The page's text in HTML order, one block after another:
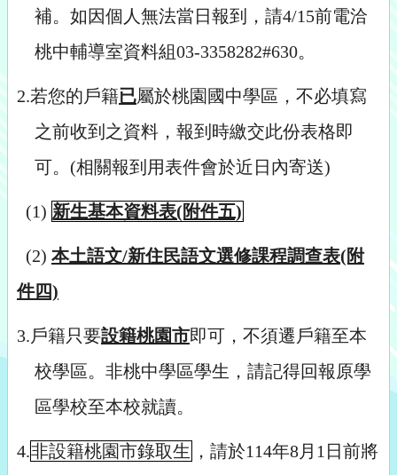
補。如因個人無法當日報到，請4/15前電洽
桃中輔導室資料組03-3358282#630。
2.若您的戶籍已屬於桃園國中學區，不必填寫
之前收到之資料，報到時繳交此份表格即
可。(相關報到用表件會於近日內寄送)
(1) 新生基本資料表(附件五)
(2) 本土語文/新住民語文選修課程調查表(附
件四)
3.戶籍只要設籍桃園市即可，不須遷戶籍至本
校學區。非桃中學區學生，請記得回報原學
區學校至本校就讀。
4.非設籍桃園市錄取生 ，請於114年8月1日前將